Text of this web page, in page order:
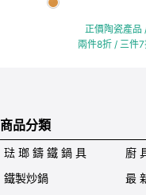
正價陶瓷產品
兩件8折 / 三件
商品分類
琺 瑯 鑄 鐵 鍋 具
鐵製炒鍋
廚
最